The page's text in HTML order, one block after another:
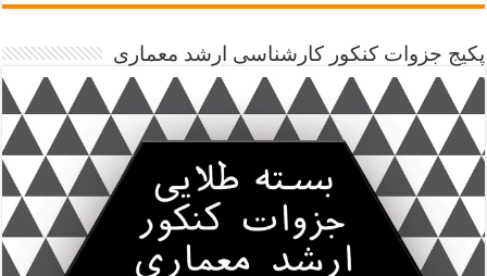
پکیج جزوات کنکور کارشناسی ارشد معماری